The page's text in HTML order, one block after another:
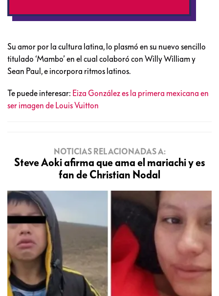
Su amor por la cultura latina, lo plasmó en su nuevo sencillo
titulado ‘Mambo’ en el cual colaboró con Willy William y
Sean Paul, e incorpora ritmos latinos.
Te puede interesar: Eiza González es la primera mexicana en
ser imagen de Louis Vuitton
NOTICIAS RELACIONADAS A:
Steve Aoki afirma que ama el mariachi y es
fan de Christian Nodal